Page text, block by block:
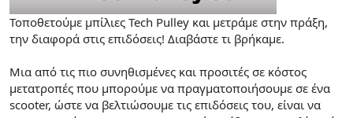
Τοποθετούμε μπίλιες Tech Pulley και μετράμε στην πράξη,
την διαφορά στις επιδόσεις! Διαβάστε τι βρήκαμε.
Μια από τις πιο συνηθισμένες και προσιτές σε κόστος
μετατροπές που μπορούμε να πραγματοποιήσουμε σε ένα
scooter, ώστε να βελτιώσουμε τις επιδόσεις του, είναι να